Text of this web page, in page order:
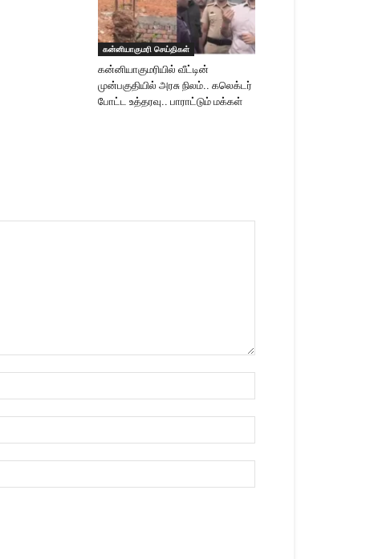
கன்னியாகுமரி செய்திகள்
கன்னியாகுமரியில் வீட்டின்
முன்பகுதியில் அரசு நிலம்.. கலெக்டர்
போட்ட உத்தரவு.. பாராட்டும் மக்கள்